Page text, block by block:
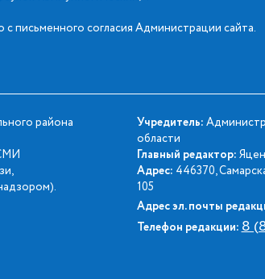
письменного согласия Администрации сайта.
района
Учредитель:
области
Главный редактор:
Адрес: 446370,
105
Адрес эл. почты
Телефон редакции:8